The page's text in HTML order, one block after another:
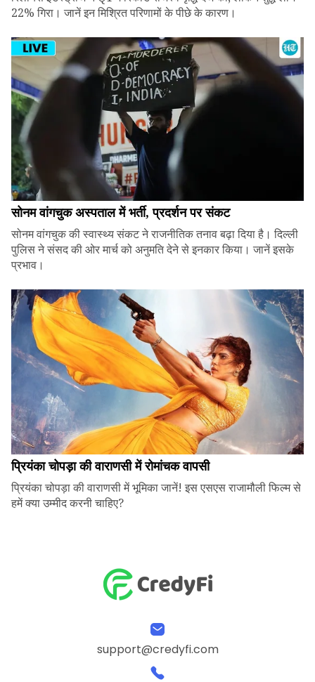
22% गिरा। जानें इन मिश्रित परिणामों के पीछे के कारण।
सोनम वांगचुक अस्पताल में भर्ती, प्रदर्शन पर संकट
सोनम वांगचुक की स्वास्थ्य संकट ने राजनीतिक तनाव बढ़ा दिया है। दिल्ली
पुलिस ने संसद की ओर मार्च को अनुमति देने से इनकार किया। जानें इसके
प्रभाव।
प्रियंका चोपड़ा की वाराणसी में रोमांचक वापसी
प्रियंका चोपड़ा की वाराणसी में भूमिका जानें! इस एसएस राजामौली फिल्म से
हमें क्या उम्मीद करनी चाहिए?
support@credyfi.com